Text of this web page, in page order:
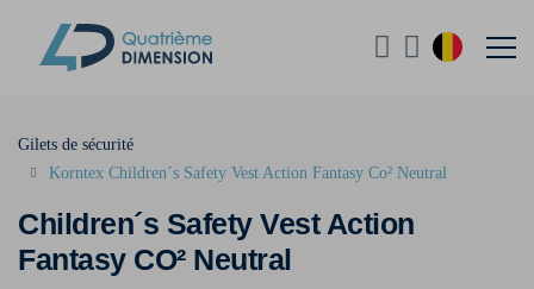
Children´s Safety Vest Action
Fantasy CO² Neutral
Gilets de sécurité
Korntex Children´s Safety Vest Action Fantasy Co² Neutral